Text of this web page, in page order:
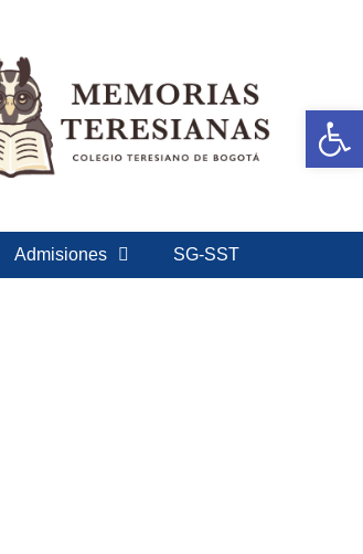
Admisiones SG-SST